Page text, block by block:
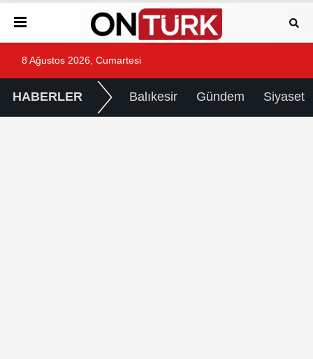
8 Ağustos 2026, Cumartesi
HABERLER Balıkesir Gündem Siyaset